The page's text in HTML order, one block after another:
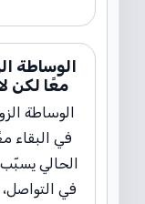
الوساطة
معًا لكن
الوساطة
في البقاء
الحالي يسبّب
في